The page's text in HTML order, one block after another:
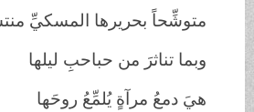
متوشِّحاً بحريرها المسكيِّ
وبما تناثرَ من حباحبِ ليلها
هيَ دمعُ مرآةٍ يُلمِّعُ روحَها